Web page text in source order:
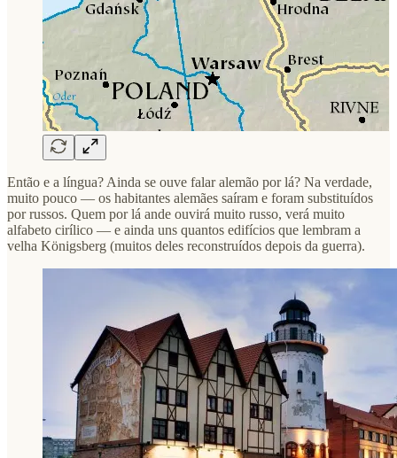
Então e a língua? Ainda se ouve falar alemão por lá? Na verdade,
muito pouco — os habitantes alemães saíram e foram substituídos
por russos. Quem por lá ande ouvirá muito russo, verá muito
alfabeto cirílico — e ainda uns quantos edifícios que lembram a
velha Königsberg (muitos deles reconstruídos depois da guerra).